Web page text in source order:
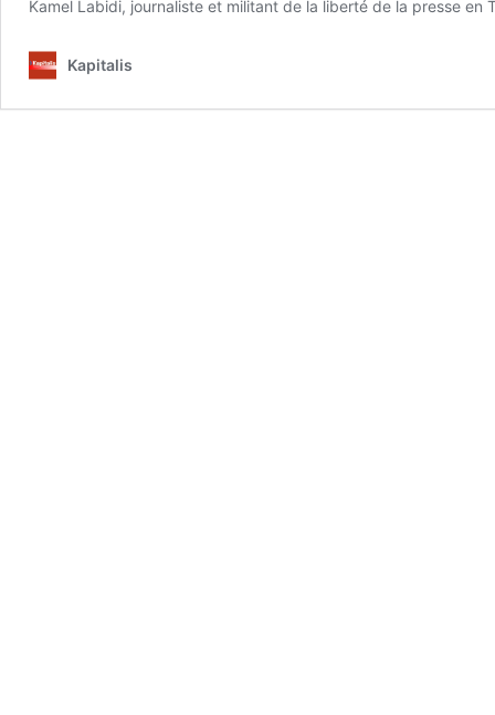
Kamel Labidi, journaliste et militant de la liberté de la presse
Kapitalis